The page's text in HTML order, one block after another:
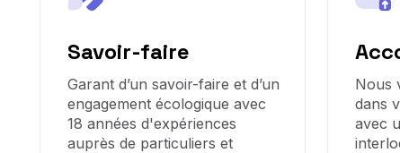
Savoir-faire
Garant d’un savoir-faire et d’un
engagement écologique avec
18 années d'expériences
auprès de particuliers et
Nous
dans
avec